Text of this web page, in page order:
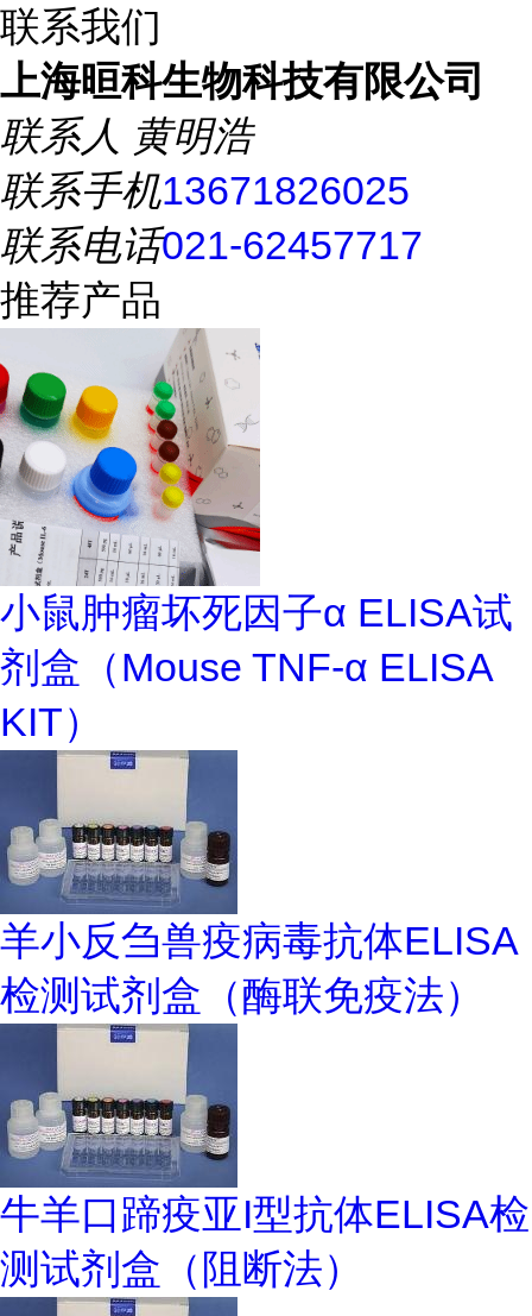
联系我们
上海晅科生物科技有限公司
联系人 黄明浩
联系手机13671826025
联系电话021-62457717
推荐产品
小鼠肿瘤坏死因子α ELISA试
剂盒（Mouse TNF-α ELISA
KIT）
羊小反刍兽疫病毒抗体ELISA
检测试剂盒（酶联免疫法）
牛羊口蹄疫亚I型抗体ELISA检
测试剂盒（阻断法）